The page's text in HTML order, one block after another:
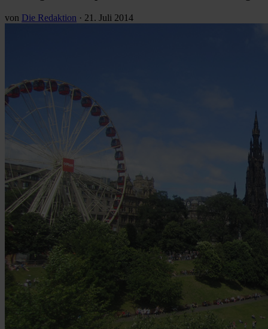
von Die Redaktion · 21. Juli 2014